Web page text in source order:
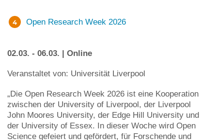
Open Research Week 2026
02.03. - 06.03. | Online
Veranstaltet von: Universität Liverpool
„Die Open Research Week 2026 ist eine Kooperation
zwischen der University of Liverpool, der Liverpool
John Moores University, der Edge Hill University und
der University of Essex. In dieser Woche wird Open
Science gefeiert und gefördert, für Forschende und